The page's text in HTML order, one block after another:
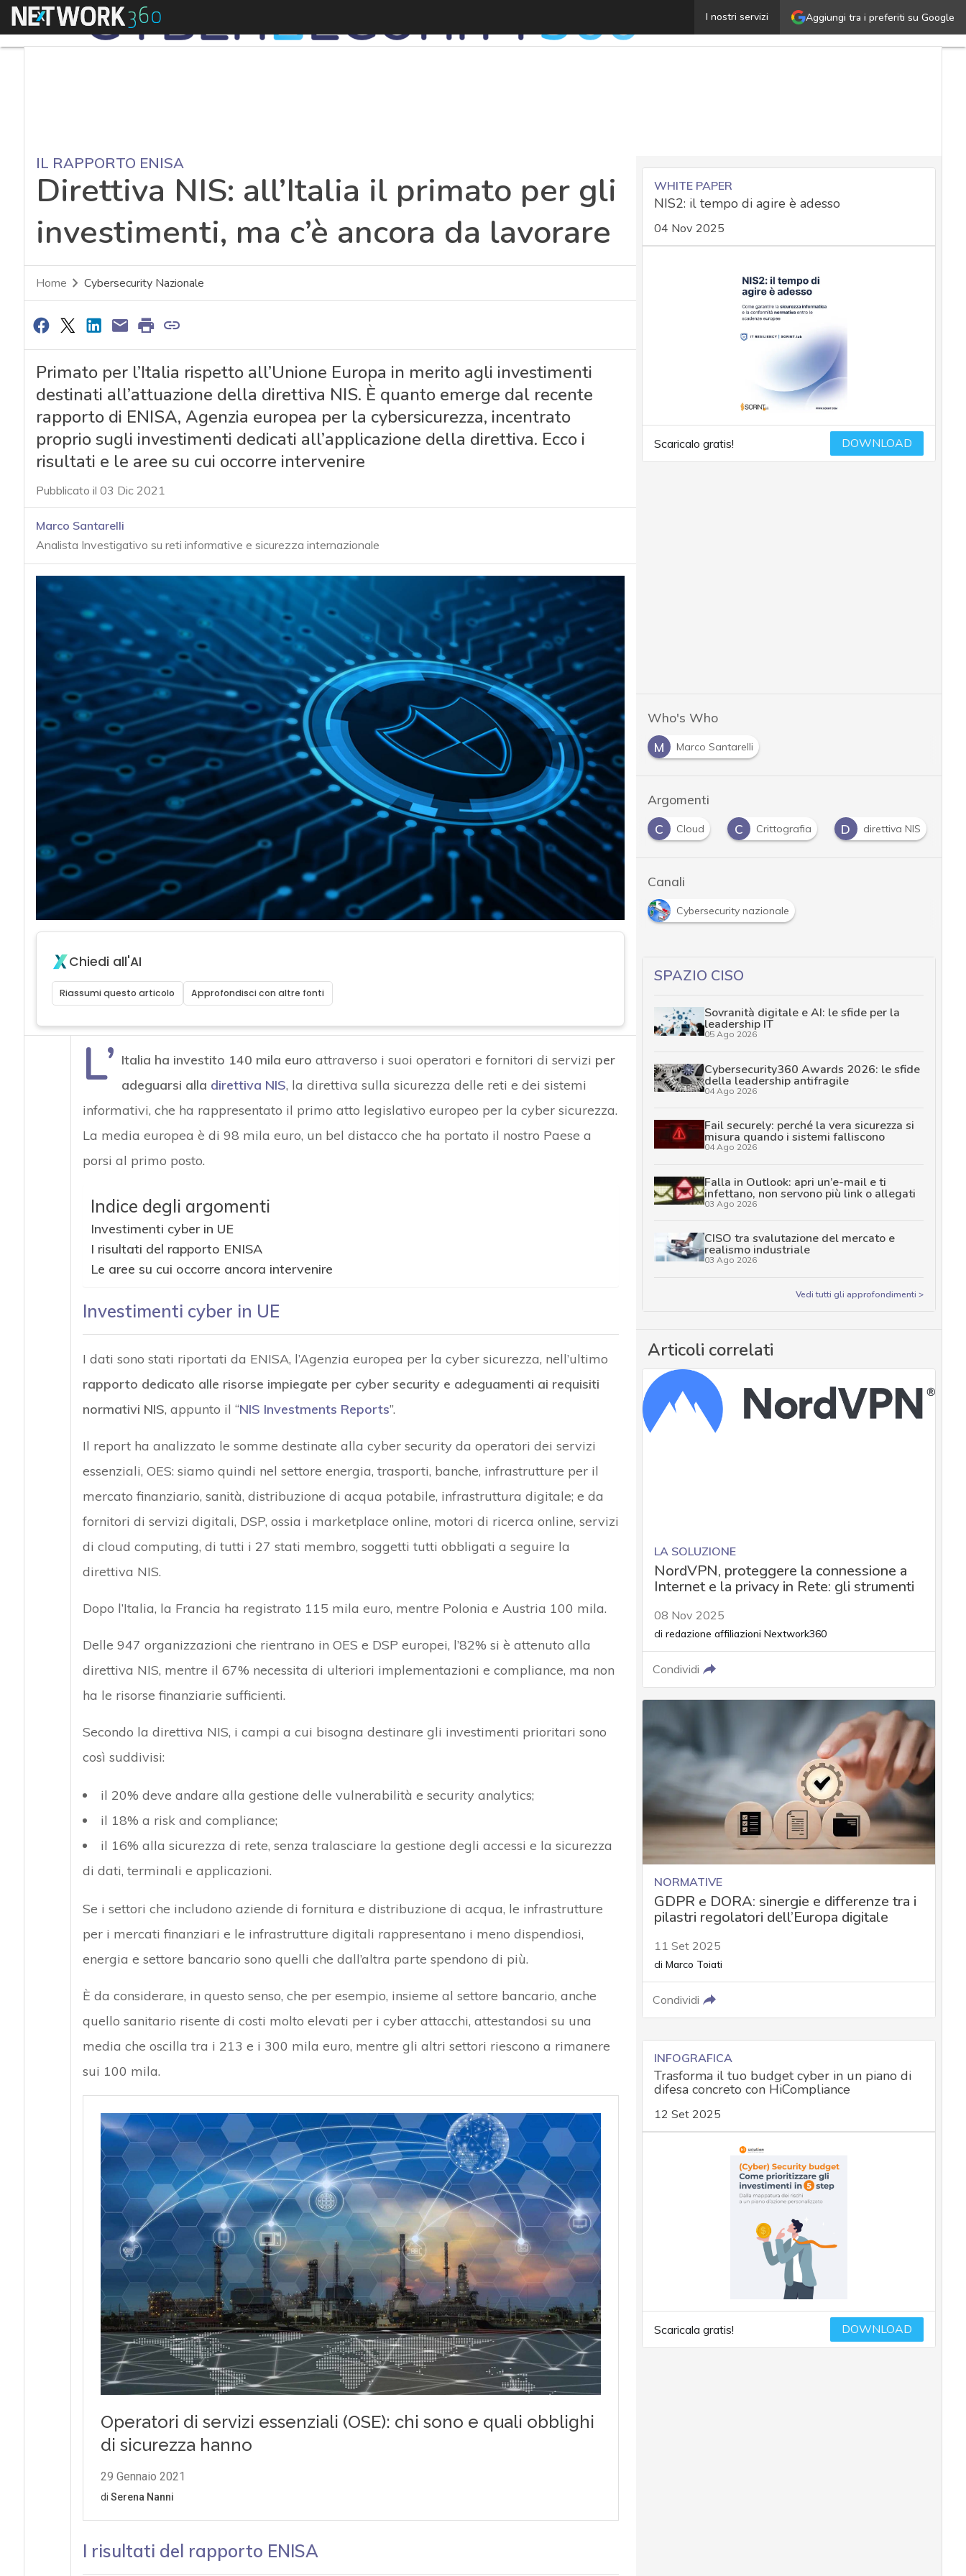
Aggiungi tra i preferiti su Google
I nostri servizi
Menu Direttiva NIS: all’Italia il primato per gli investimenti, ma
IL RAPPORTO ENISA
Direttiva NIS: all’Italia il primato per gli
investimenti, ma c’è ancora da lavorare
Home Cybersecurity Nazionale
Primato per l’Italia rispetto all’Unione Europa in merito agli investimenti
destinati all’attuazione della direttiva NIS. È quanto emerge dal recente
rapporto di ENISA, Agenzia europea per la cybersicurezza, incentrato
proprio sugli investimenti dedicati all’applicazione della direttiva. Ecco i
risultati e le aree su cui occorre intervenire
Pubblicato il 03 Dic 2021
Marco Santarelli
Analista Investigativo su reti informative e sicurezza internazionale
Chiedi all'AI
Riassumi questo articolo Approfondisci con altre fonti
L’ Italia ha investito 140 mila euro attraverso i suoi operatori e fornitori di servizi per
adeguarsi alla direttiva NIS, la direttiva sulla sicurezza delle reti e dei sistemi
informativi, che ha rappresentato il primo atto legislativo europeo per la cyber sicurezza.
La media europea è di 98 mila euro, un bel distacco che ha portato il nostro Paese a
porsi al primo posto.
Indice degli argomenti
Investimenti cyber in UE
I risultati del rapporto ENISA
Le aree su cui occorre ancora intervenire
Investimenti cyber in UE
I dati sono stati riportati da ENISA, l’Agenzia europea per la cyber sicurezza, nell’ultimo
rapporto dedicato alle risorse impiegate per cyber security e adeguamenti ai requisiti
normativi NIS, appunto il “NIS Investments Reports”.
Il report ha analizzato le somme destinate alla cyber security da operatori dei servizi
essenziali, OES: siamo quindi nel settore energia, trasporti, banche, infrastrutture per il
mercato finanziario, sanità, distribuzione di acqua potabile, infrastruttura digitale; e da
fornitori di servizi digitali, DSP, ossia i marketplace online, motori di ricerca online, servizi
di cloud computing, di tutti i 27 stati membro, soggetti tutti obbligati a seguire la
direttiva NIS.
Dopo l’Italia, la Francia ha registrato 115 mila euro, mentre Polonia e Austria 100 mila.
Delle 947 organizzazioni che rientrano in OES e DSP europei, l’82% si è attenuto alla
direttiva NIS, mentre il 67% necessita di ulteriori implementazioni e compliance, ma non
ha le risorse finanziarie sufficienti.
Secondo la direttiva NIS, i campi a cui bisogna destinare gli investimenti prioritari sono
così suddivisi:
il 20% deve andare alla gestione delle vulnerabilità e security analytics;
il 18% a risk and compliance;
il 16% alla sicurezza di rete, senza tralasciare la gestione degli accessi e la sicurezza
di dati, terminali e applicazioni.
Se i settori che includono aziende di fornitura e distribuzione di acqua, le infrastrutture
per i mercati finanziari e le infrastrutture digitali rappresentano i meno dispendiosi,
energia e settore bancario sono quelli che dall’altra parte spendono di più.
È da considerare, in questo senso, che per esempio, insieme al settore bancario, anche
quello sanitario risente di costi molto elevati per i cyber attacchi, attestandosi su una
media che oscilla tra i 213 e i 300 mila euro, mentre gli altri settori riescono a rimanere
sui 100 mila.
I risultati del rapporto ENISA
WHITE PAPER
NIS2: il tempo di agire è adesso
04 Nov 2025
Scaricalo gratis! DOWNLOAD
Who's Who
M
Marco Santarelli
Argomenti
A
Applicazioni C Cloud C Crittografia D direttiva NIS
Canali
Cybersecurity nazionale
SPAZIO CISO
Sovranità digitale e AI: le sfide per la
leadership IT
05 Ago 2026
Cybersecurity360 Awards 2026: le sfide
della leadership antifragile
04 Ago 2026
Fail securely: perché la vera sicurezza si
misura quando i sistemi falliscono
04 Ago 2026
Falla in Outlook: apri un’e-mail e ti
infettano, non servono più link o allegati
03 Ago 2026
CISO tra svalutazione del mercato e
realismo industriale
03 Ago 2026
Vedi tutti gli approfondimenti >
Articoli correlati
LA SOLUZIONE
NordVPN, proteggere la connessione a
Internet e la privacy in Rete: gli strumenti
08 Nov 2025
di redazione affiliazioni Nextwork360
Condividi
NORMATIVE
GDPR e DORA: sinergie e differenze tra i
pilastri regolatori dell’Europa digitale
11 Set 2025
di Marco Toiati
Condividi
INFOGRAFICA
Trasforma il tuo budget cyber in un piano di
difesa concreto con HiCompliance
12 Set 2025
Scaricala gratis! DOWNLOAD